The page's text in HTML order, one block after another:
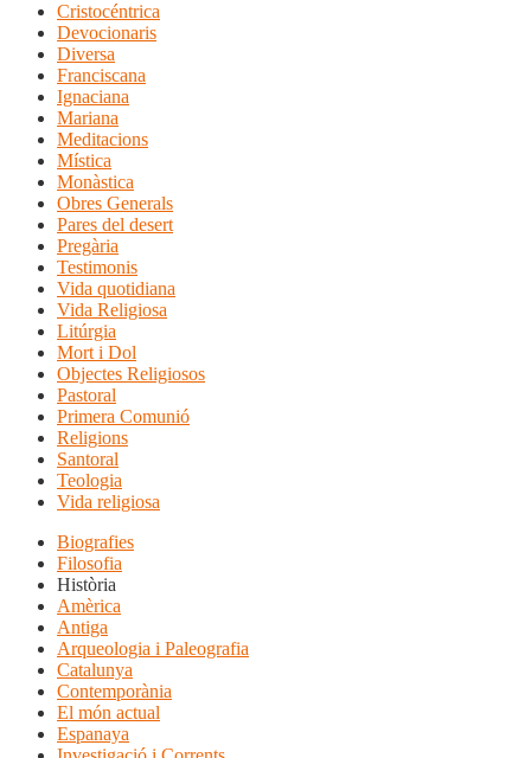
Cristocéntrica
Devocionaris
Diversa
Franciscana
Ignaciana
Mariana
Meditacions
Mística
Monàstica
Obres Generals
Pares del desert
Pregària
Testimonis
Vida quotidiana
Vida Religiosa
Litúrgia
Mort i Dol
Objectes Religiosos
Pastoral
Primera Comunió
Religions
Santoral
Teologia
Vida religiosa
Biografies
Filosofia
Història
Amèrica
Antiga
Arqueologia i Paleografia
Catalunya
Contemporània
El món actual
Espanaya